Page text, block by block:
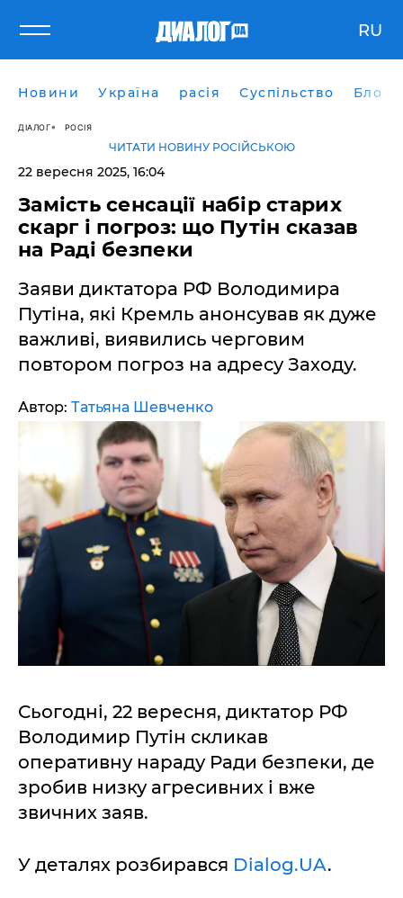
RU
Новини Україна расія Суспільство Блоги
ДІАЛОГ РОСІЯ
ЧИТАТИ НОВИНУ РОСІЙСЬКОЮ
22 вересня 2025, 16:04
Замість сенсації набір старих
скарг і погроз: що Путін сказав
на Раді безпеки
Заяви диктатора РФ Володимира
Путіна, які Кремль анонсував як дуже
важливі, виявились черговим
повтором погроз на адресу Заходу.
Автор: Татьяна Шевченко
Сьогодні, 22 вересня, диктатор РФ
Володимир Путін скликав
оперативну нараду Ради безпеки, де
зробив низку агресивних і вже
звичних заяв.
У деталях розбирався Dialog.UA.